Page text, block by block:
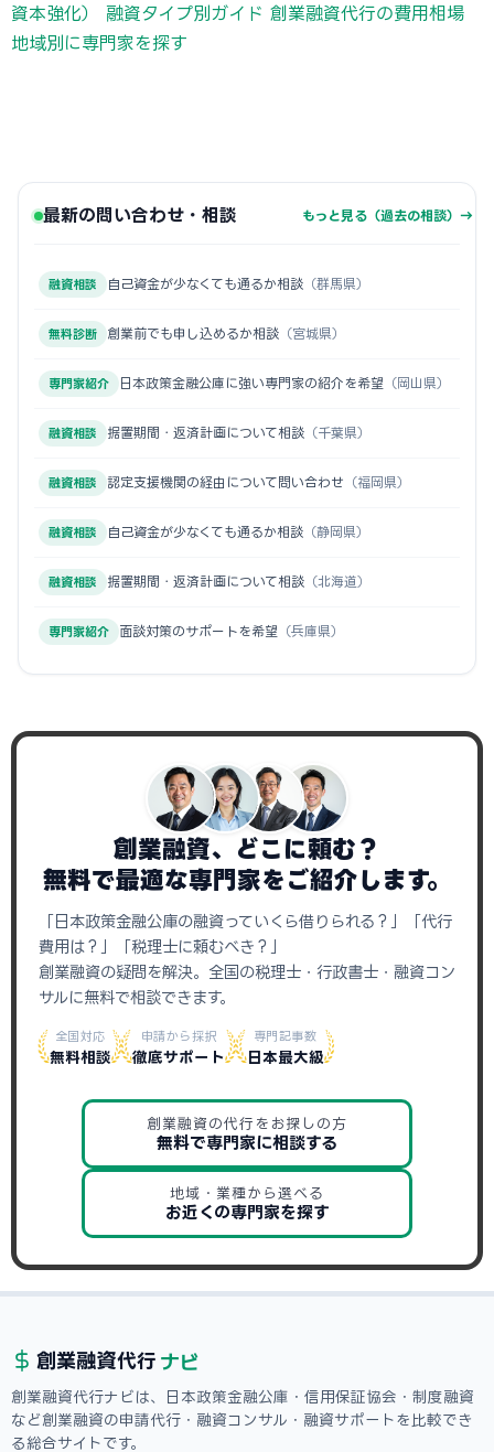
資本強化）
融資タイプ別ガイド 創業融資代行の費用相場
地域別に専門家を探す
最新の問い合わせ・相談 もっと見る（過去の相談）→
融資相談 自己資金が少なくても通るか相談 （群馬県）
無料診断 創業前でも申し込めるか相談 （宮城県）
専門家紹介 日本政策金融公庫に強い専門家の紹介を希望 （岡山県）
融資相談 据置期間・返済計画について相談 （千葉県）
融資相談 認定支援機関の経由について問い合わせ （福岡県）
融資相談 自己資金が少なくても通るか相談 （静岡県）
融資相談 据置期間・返済計画について相談 （北海道）
専門家紹介 面談対策のサポートを希望 （兵庫県）
創業融資、どこに頼む？
無料で最適な専門家をご紹介します。
「日本政策金融公庫の融資っていくら借りられる？」「代行
費用は？」「税理士に頼むべき？」
創業融資の疑問を解決。全国の税理士・行政書士・融資コン
サルに無料で相談できます。
全国対応
無料相談
申請から採択
徹底サポート
専門記事数
日本最大級
創業融資の代行をお探しの方
無料で専門家に相談する
地域・業種から選べる
お近くの専門家を探す
創業融資代行 ナビ
創業融資代行ナビは、日本政策金融公庫・信用保証協会・制度融資
など創業融資の申請代行・融資コンサル・融資サポートを比較でき
る総合サイトです。